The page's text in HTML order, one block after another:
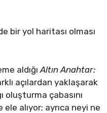
bir yol haritası olması
aldığı Altın Anahtar:
açılardan yaklaşarak
oluşturma çabasını
alıyor; ayrıca neyi ne